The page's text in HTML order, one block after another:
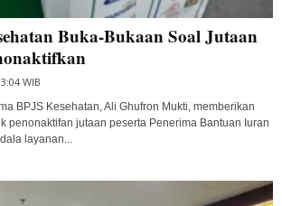
Buka-Bukaan Soal Jutaan
WIB
BPJS Kesehatan, Ali Ghufron Mukti, memberikan
penonaktifan jutaan peserta Penerima Bantuan Iuran
layanan...